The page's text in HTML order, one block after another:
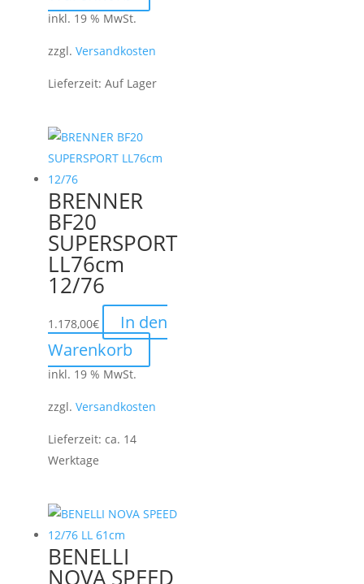
inkl. 19 % MwSt.
zzgl. Versandkosten
Lieferzeit: Auf Lager
BRENNER
BF20
SUPERSPORT
LL76cm
12/76
1.178,00€
In den
Warenkorb
inkl. 19 % MwSt.
zzgl. Versandkosten
Lieferzeit: ca. 14
Werktage
BENELLI
NOVA SPEED